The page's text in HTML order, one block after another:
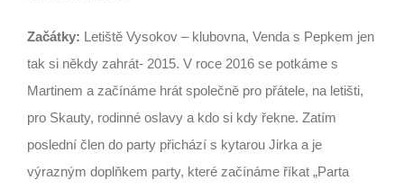
Začátky: Letiště Vysokov – klubovna, Venda s Pepkem jen
tak si někdy zahrát- 2015. V roce 2016 se potkáme s
Martinem a začínáme hrát společně pro přátele, na letišti,
pro Skauty, rodinné oslavy a kdo si kdy řekne. Zatím
poslední člen do party přichází s kytarou Jirka a je
výrazným doplňkem party, které začínáme říkat „Parta